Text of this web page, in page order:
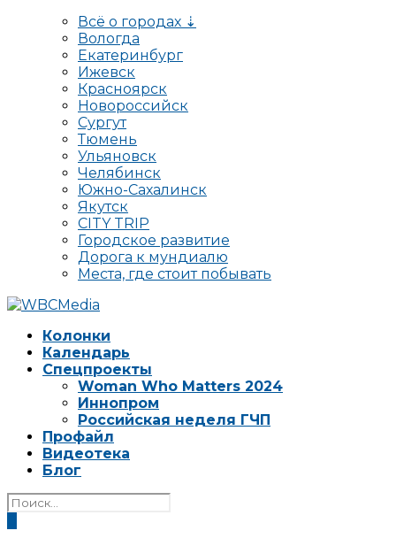
Всё о городах ⇣
Вологда
Екатеринбург
Ижевск
Красноярск
Новороссийск
Сургут
Тюмень
Ульяновск
Челябинск
Южно-Сахалинск
Якутск
CITY TRIP
Городское развитие
Дорога к мундиалю
Места, где стоит побывать
Колонки
Календарь
Спецпроекты
Woman Who Matters 2024
Иннопром
Российская неделя ГЧП
Профайл
Видеотека
Блог